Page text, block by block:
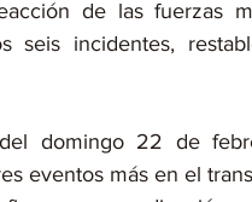
de las fuerzas
seis incidentes,
domingo 22 de
eventos más en el